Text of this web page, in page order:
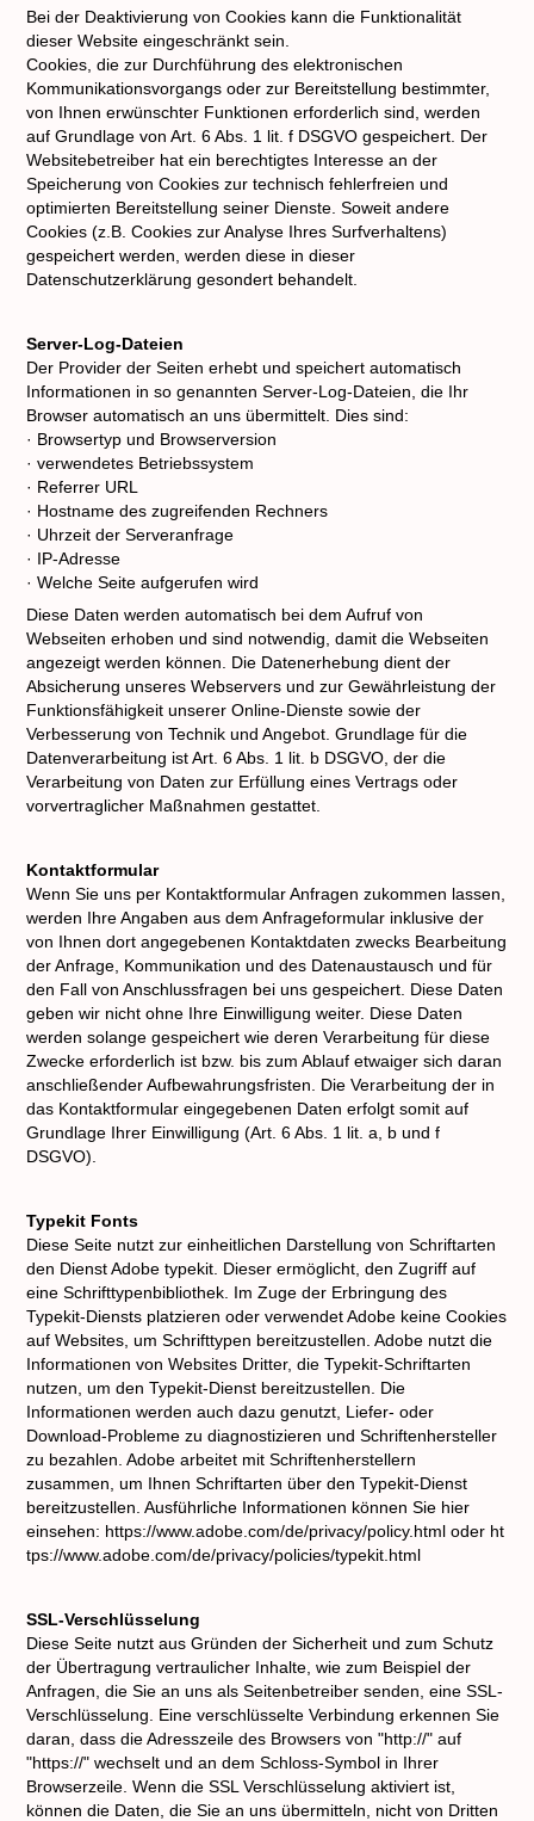
Bei der Deaktivierung von Cookies kann die Funktionalität
dieser Website eingeschränkt sein.
Cookies, die zur Durchführung des elektronischen
Kommunikationsvorgangs oder zur Bereitstellung bestimmter,
von Ihnen erwünschter Funktionen erforderlich sind, werden
auf Grundlage von Art. 6 Abs. 1 lit. f DSGVO gespeichert. Der
Websitebetreiber hat ein berechtigtes Interesse an der
Speicherung von Cookies zur technisch fehlerfreien und
optimierten Bereitstellung seiner Dienste. Soweit andere
Cookies (z.B. Cookies zur Analyse Ihres Surfverhaltens)
gespeichert werden, werden diese in dieser
Datenschutzerklärung gesondert behandelt.
Server-Log-Dateien
Der Provider der Seiten erhebt und speichert automatisch
Informationen in so genannten Server-Log-Dateien, die Ihr
Browser automatisch an uns übermittelt. Dies sind:
· Browsertyp und Browserversion
· verwendetes Betriebssystem
· Referrer URL
· Hostname des zugreifenden Rechners
· Uhrzeit der Serveranfrage
· IP-Adresse
· Welche Seite aufgerufen wird
Diese Daten werden automatisch bei dem Aufruf von
Webseiten erhoben und sind notwendig, damit die Webseiten
angezeigt werden können. Die Datenerhebung dient der
Absicherung unseres Webservers und zur Gewährleistung der
Funktionsfähigkeit unserer Online-Dienste sowie der
Verbesserung von Technik und Angebot. Grundlage für die
Datenverarbeitung ist Art. 6 Abs. 1 lit. b DSGVO, der die
Verarbeitung von Daten zur Erfüllung eines Vertrags oder
vorvertraglicher Maßnahmen gestattet.
Kontaktformular
Wenn Sie uns per Kontaktformular Anfragen zukommen lassen,
werden Ihre Angaben aus dem Anfrageformular inklusive der
von Ihnen dort angegebenen Kontaktdaten zwecks Bearbeitung
der Anfrage, Kommunikation und des Datenaustausch und für
den Fall von Anschlussfragen bei uns gespeichert. Diese Daten
geben wir nicht ohne Ihre Einwilligung weiter. Diese Daten
werden solange gespeichert wie deren Verarbeitung für diese
Zwecke erforderlich ist bzw. bis zum Ablauf etwaiger sich daran
anschließender Aufbewahrungsfristen. Die Verarbeitung der in
das Kontaktformular eingegebenen Daten erfolgt somit auf
Grundlage Ihrer Einwilligung (Art. 6 Abs. 1 lit. a, b und f
DSGVO).
Typekit Fonts
Diese Seite nutzt zur einheitlichen Darstellung von Schriftarten
den Dienst Adobe typekit. Dieser ermöglicht, den Zugriff auf
eine Schrifttypenbibliothek. Im Zuge der Erbringung des
Typekit-Diensts platzieren oder verwendet Adobe keine Cookies
auf Websites, um Schrifttypen bereitzustellen. Adobe nutzt die
Informationen von Websites Dritter, die Typekit-Schriftarten
nutzen, um den Typekit-Dienst bereitzustellen. Die
Informationen werden auch dazu genutzt, Liefer- oder
Download-Probleme zu diagnostizieren und Schriftenhersteller
zu bezahlen. Adobe arbeitet mit Schriftenherstellern
zusammen, um Ihnen Schriftarten über den Typekit-Dienst
bereitzustellen. Ausführliche Informationen können Sie hier
einsehen: https://www.adobe.com/de/privacy/policy.html oder ht
tps://www.adobe.com/de/privacy/policies/typekit.html
SSL-Verschlüsselung
Diese Seite nutzt aus Gründen der Sicherheit und zum Schutz
der Übertragung vertraulicher Inhalte, wie zum Beispiel der
Anfragen, die Sie an uns als Seitenbetreiber senden, eine SSL-
Verschlüsselung. Eine verschlüsselte Verbindung erkennen Sie
daran, dass die Adresszeile des Browsers von "http://" auf
"https://" wechselt und an dem Schloss-Symbol in Ihrer
Browserzeile. Wenn die SSL Verschlüsselung aktiviert ist,
können die Daten, die Sie an uns übermitteln, nicht von Dritten